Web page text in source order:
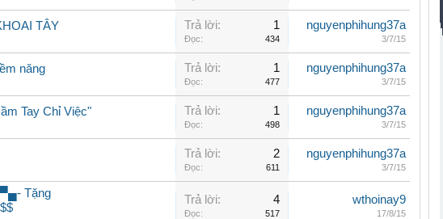
TÂY Trả lời: 1
Đọc: 434
nguyenphihung37a
3/7/15
năng Trả lời: 1
Đọc: 477
nguyenphihung37a
3/7/15
Tay Chỉ Việc" Trả lời: 1
Đọc: 498
nguyenphihung37a
3/7/15
Trả lời: 2
Đọc: 611
nguyenphihung37a
3/7/15
Tặng
Trả lời: 4
Đọc: 517
wthoinay9
17/8/15